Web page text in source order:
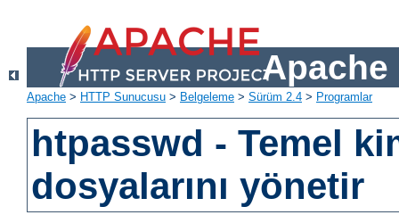
Apache
Apache > HTTP Sunucusu > Belgeleme > Sürüm 2.4 > Programlar
htpasswd - Temel
dosyalarını yönetir